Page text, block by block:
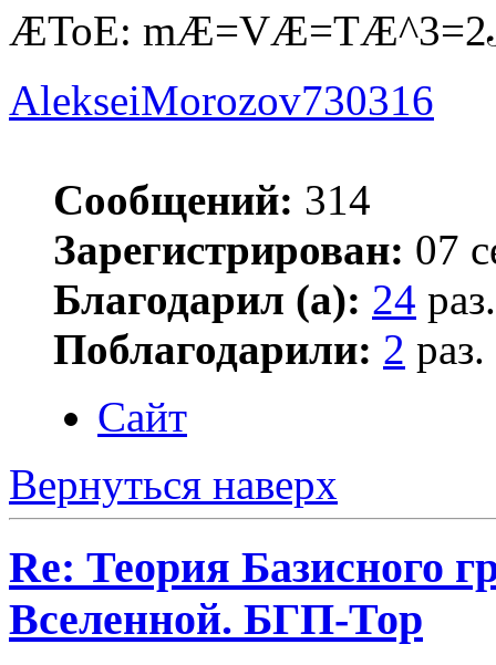
ÆToE:
AlekseiMorozov730316
Сообщений: 314
Зарегистрирован: 07
Благодарил (а): 24 раз.
Поблагодарили: 2 раз.
Сайт
Вернуться наверх
Re: Теория Базисного
Вселенной. БГП-Тор